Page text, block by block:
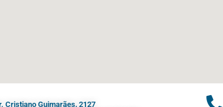
Cristiano Guimarães, 2127